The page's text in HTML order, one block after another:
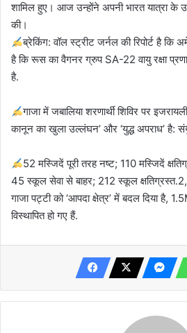
शामिल हुए। आज उन्होंने अपनी भारत यात्रा के
की।
ब्रेकिंग: वॉल स्ट्रीट जर्नल की रिपोर्ट है कि
है कि रूस का वैगनर ग्रुप SA-22 वायु रक्षा
है.
गाजा में जबालिया शरणार्थी शिविर पर
कानून का खुला उल्लंघन’ और ‘युद्ध अपराध’ है:
52 मस्जिदें पूरी तरह नष्ट; 110 मस्जिदें
45 स्कूल सेवा से बाहर; 212 स्कूल
गाजा पट्टी को ‘आपदा क्षेत्र’ में बदल दिया है,
विस्थापित हो गए हैं.